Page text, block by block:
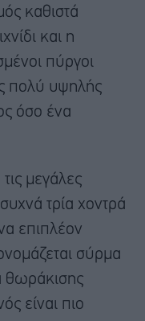
καθιστά
και η
πύργοι
πολύ υψηλής
όσο ένα
μεγάλες
τρία χοντρά
επιπλέον
σύρμα
θωράκισης
είναι πιο